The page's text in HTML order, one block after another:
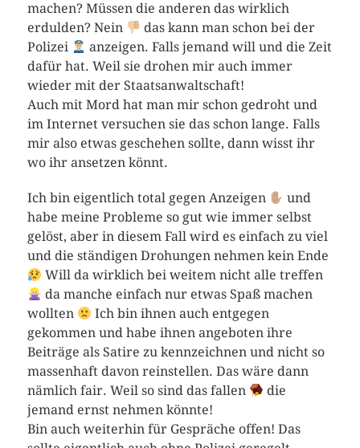
machen? Müssen die anderen das wirklich
erdulden? Nein
das kann man schon bei der
Polizei
anzeigen. Falls jemand will und die Zeit
dafür hat. Weil sie drohen mir auch immer
wieder mit der Staatsanwaltschaft!
Auch mit Mord hat man mir schon gedroht und
im Internet versuchen sie das schon lange. Falls
mir also etwas geschehen sollte, dann wisst ihr
wo ihr ansetzen könnt.
Ich bin eigentlich total gegen Anzeigen
und
habe meine Probleme so gut wie immer selbst
gelöst, aber in diesem Fall wird es einfach zu viel
und die ständigen Drohungen nehmen kein Ende
Will da wirklich bei weitem nicht alle treffen
da manche einfach nur etwas Spaß machen
wollten
Ich bin ihnen auch entgegen
gekommen und habe ihnen angeboten ihre
Beiträge als Satire zu kennzeichnen und nicht so
massenhaft davon reinstellen. Das wäre dann
nämlich fair. Weil so sind das fallen
die
jemand ernst nehmen könnte!
Bin auch weiterhin für Gespräche offen! Das